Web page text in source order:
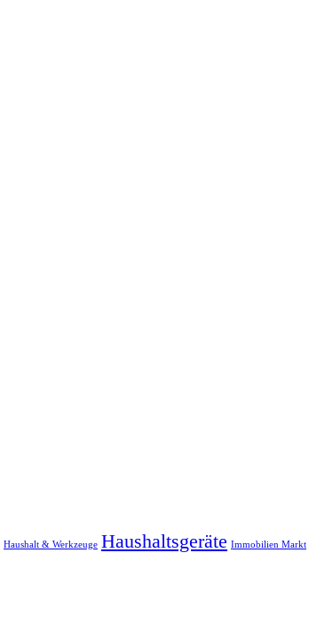
Haushalt & Werkzeuge Haushaltsgeräte Immobilien Markt